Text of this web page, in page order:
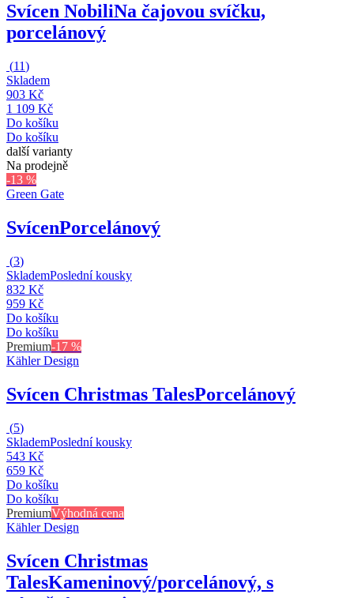
Svícen NobiliNa čajovou svíčku,
porcelánový
(11)
Skladem
903 Kč
1 109 Kč
Do košíku
Do košíku
další varianty
Na prodejně
-13 %
Green Gate
SvícenPorcelánový
(3)
SklademPoslední kousky
832 Kč
959 Kč
Do košíku
Do košíku
Premium-17 %
Kähler Design
Svícen Christmas TalesPorcelánový
(5)
SklademPoslední kousky
543 Kč
659 Kč
Do košíku
Do košíku
PremiumVýhodná cena
Kähler Design
Svícen Christmas
TalesKameninový/porcelánový, s